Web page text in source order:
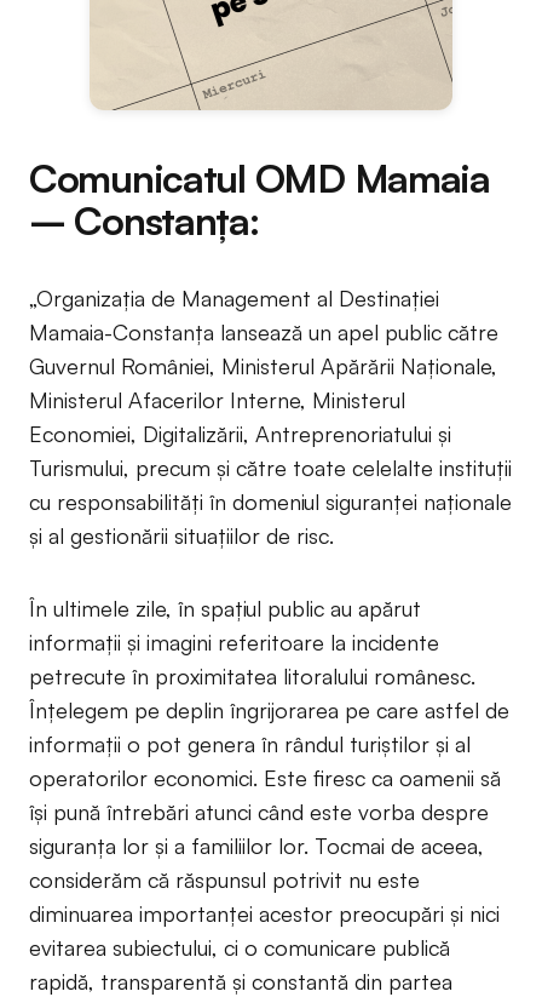
Comunicatul OMD Mamaia
– Constanța:
„Organizația de Management al Destinației
Mamaia-Constanța lansează un apel public către
Guvernul României, Ministerul Apărării Naționale,
Ministerul Afacerilor Interne, Ministerul
Economiei, Digitalizării, Antreprenoriatului și
Turismului, precum și către toate celelalte instituții
cu responsabilități în domeniul siguranței naționale
și al gestionării situațiilor de risc.
În ultimele zile, în spațiul public au apărut
informații și imagini referitoare la incidente
petrecute în proximitatea litoralului românesc.
Înțelegem pe deplin îngrijorarea pe care astfel de
informații o pot genera în rândul turiștilor și al
operatorilor economici. Este firesc ca oamenii să
își pună întrebări atunci când este vorba despre
siguranța lor și a familiilor lor. Tocmai de aceea,
considerăm că răspunsul potrivit nu este
diminuarea importanței acestor preocupări și nici
evitarea subiectului, ci o comunicare publică
rapidă, transparentă și constantă din partea